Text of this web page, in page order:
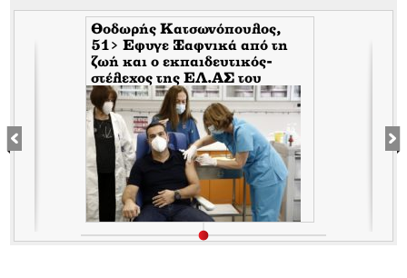
THE ONES WHO DO
MAGAZINE
Θοδωρής Κατσωνόπουλος,
51> Εφυγε Ξαφνικά από τη
ζωή και ο εκπαιδευτικός-
στέλεχος της EΛ.ΑΣ του
Τσίπρα, λίγο αφότου έφυγε
ξαφνικά και ο Ανδρέας
Μπρακούλιας, 55 του
Mέρα25